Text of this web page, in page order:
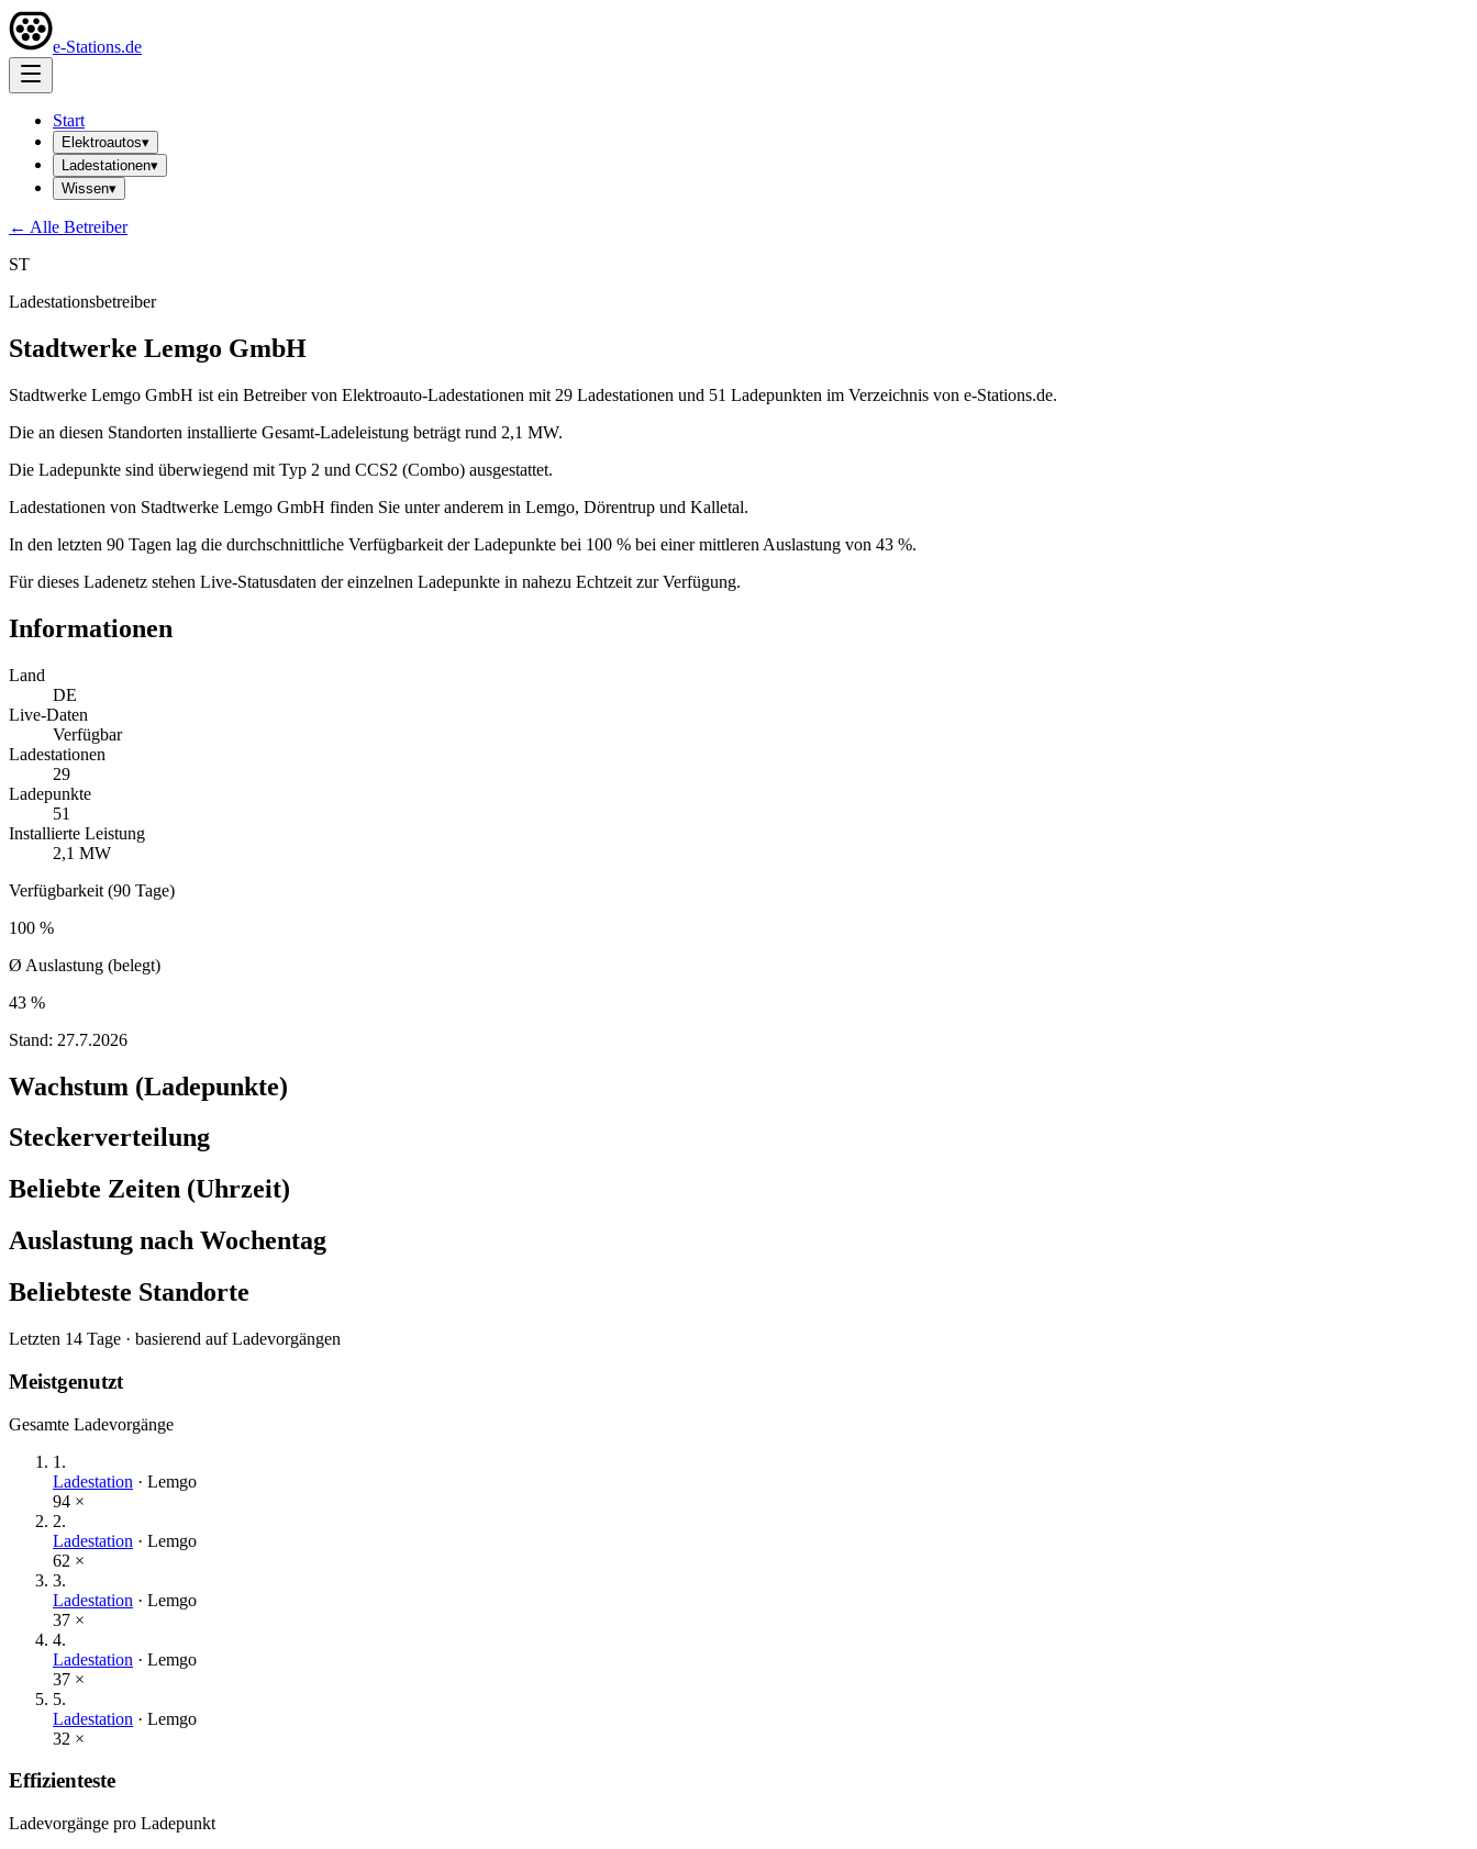
e-Stations.de
Start
Elektroautos▾
Ladestationen▾
Wissen▾
← Alle Betreiber
ST
Ladestationsbetreiber
Stadtwerke Lemgo GmbH
Stadtwerke Lemgo GmbH ist ein Betreiber von Elektroauto-Ladestationen mit 29 Ladestationen und 51 Ladepunkten im Verzeichnis von e-Stations.de.
Die an diesen Standorten installierte Gesamt-Ladeleistung beträgt rund 2,1 MW.
Die Ladepunkte sind überwiegend mit Typ 2 und CCS2 (Combo) ausgestattet.
Ladestationen von Stadtwerke Lemgo GmbH finden Sie unter anderem in Lemgo, Dörentrup und Kalletal.
In den letzten 90 Tagen lag die durchschnittliche Verfügbarkeit der Ladepunkte bei 100 % bei einer mittleren Auslastung von 43 %.
Für dieses Ladenetz stehen Live-Statusdaten der einzelnen Ladepunkte in nahezu Echtzeit zur Verfügung.
Informationen
Land
DE
Live-Daten
Verfügbar
Ladestationen
29
Ladepunkte
51
Installierte Leistung
2,1 MW
Verfügbarkeit (90 Tage)
100 %
Ø Auslastung (belegt)
43 %
Stand: 27.7.2026
Wachstum (Ladepunkte)
Steckerverteilung
Beliebte Zeiten (Uhrzeit)
Auslastung nach Wochentag
Beliebteste Standorte
Letzten 14 Tage · basierend auf Ladevorgängen
Meistgenutzt
Gesamte Ladevorgänge
1 .
Ladestation · Lemgo
94 ×
2.
Ladestation · Lemgo
62 ×
3.
Ladestation · Lemgo
37 ×
4.
Ladestation · Lemgo
37 ×
5.
Ladestation · Lemgo
32 ×
Effizienteste
Ladevorgänge pro Ladepunkt